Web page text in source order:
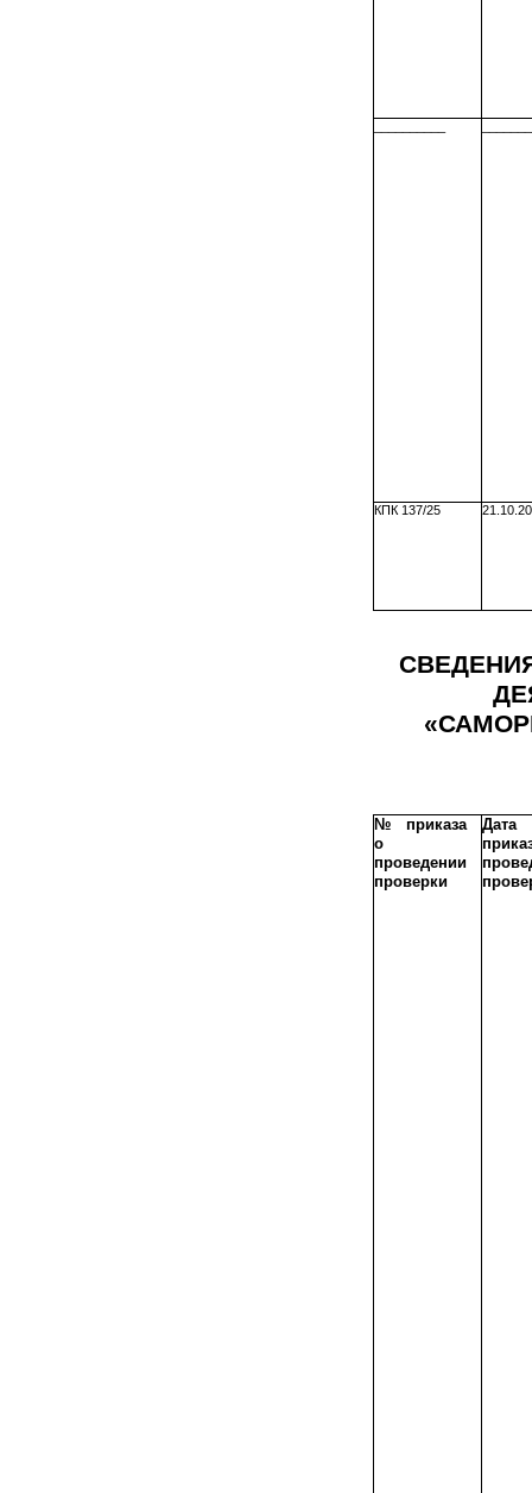
КПК 137/25
№ приказа
о
проведении
проверки
Дата